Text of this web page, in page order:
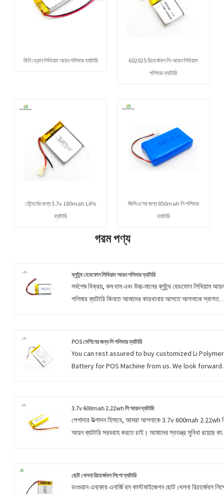
মিনি ড্রোন লিথিয়াম আয়ন পলিমার ব্যাটারি
602025 রিচার্জেবল লি-আয়ন লিথিয়াম
পলিমার ব্যাটারি
সৌন্দর্যের জন্য 3.7v 180mah LiPo
ব্যাটারি
জিপিএসের জন্য 850mah লি পলিমার
ব্যাটারি
গরম পণ্য
ব্লুটুথ হেডফোন লিথিয়াম আয়ন পলিমার ব্যাটারি
সর্বশেষ বিক্রয়, কম দাম এবং উচ্চ-মানের ব্লুটুথ হেডফোন লিথিয়াম আয়ন
পলিমার ব্যাটারি কিনতে আমাদের কারখানায় আসতে আপনাকে স্বাগত
POS মেশিনের জন্য লি পলিমার ব্যাটারি
You can rest assured to buy customized Li Polymer
Battery for POS Machine from us. We look forward
Dongguan Encore Energy prides itself in serving
these markets with a focus on satisfying individual
client’s needs and requirements.
3.7v 600mah 2.22wh লি আয়ন ব্যাটারি
পেশাদার উত্পাদন হিসাবে, আমরা আপনাকে 3.7v 600mah 2.22wh
আয়ন ব্যাটারি সরবরাহ করতে চাই। আমাদের স্বতন্ত্র সুবিধা রয়েছে
করার জন্য গর্ব করি।
ছোট খেলনা রিচার্জেবল লিপো ব্যাটারি
ডংগুয়ান এনকোর এনার্জি হল কাস্টমাইজেশন ছোট খেলনা রিচার্জেবল